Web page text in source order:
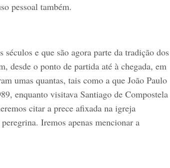
pessoal também.
e que são agora parte da tradição dos
desde o ponto de partida até à chegada, em
umas quantas, tais como a que João Paulo
enquanto visitava Santiago de Compostela
citar a prece afixada na igreja
Iremos apenas mencionar a